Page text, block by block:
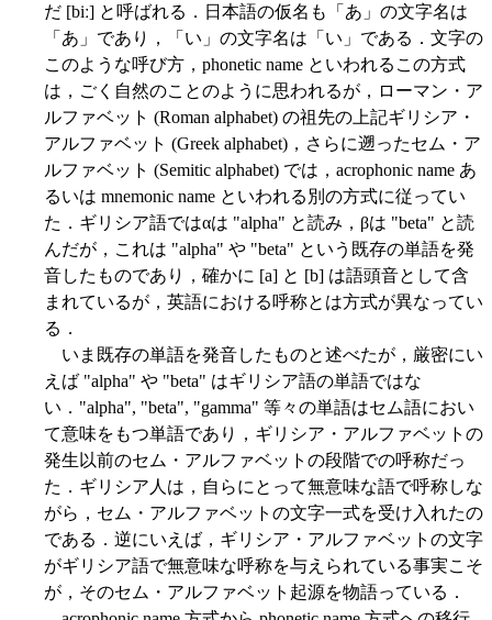
だ [biː] と呼ばれる．日本語の仮名も「あ」の文字名は
「あ」であり，「い」の文字名は「い」である．文字の
このような呼び方，phonetic name といわれるこの方式
は，ごく自然のことのように思われるが，ローマン・ア
ルファベット (Roman alphabet) の祖先の上記ギリシア・
アルファベット (Greek alphabet)，さらに遡ったセム・ア
ルファベット (Semitic alphabet) では，acrophonic name あ
るいは mnemonic name といわれる別の方式に従ってい
た．ギリシア語ではαは "alpha" と読み，βは "beta" と読
んだが，これは "alpha" や "beta" という既存の単語を発
音したものであり，確かに [a] と [b] は語頭音として含
まれているが，英語における呼称とは方式が異なってい
る．
いま既存の単語を発音したものと述べたが，厳密にい
えば "alpha" や "beta" はギリシア語の単語ではな
い．"alpha", "beta", "gamma" 等々の単語はセム語におい
て意味をもつ単語であり，ギリシア・アルファベットの
発生以前のセム・アルファベットの段階での呼称だっ
た．ギリシア人は，自らにとって無意味な語で呼称しな
がら，セム・アルファベットの文字一式を受け入れたの
である．逆にいえば，ギリシア・アルファベットの文字
がギリシア語で無意味な呼称を与えられている事実こそ
が，そのセム・アルファベット起源を物語っている．